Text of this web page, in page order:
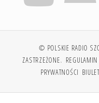
© POLSKIE RADIO
ZASTRZEŻONE.
PRYWATNOŚCI